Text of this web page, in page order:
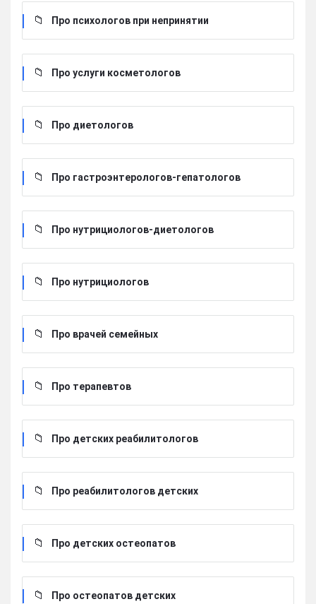
Про психологов при непринятии
Про услуги косметологов
Про диетологов
Про гастроэнтерологов-гепатологов
Про нутрициологов-диетологов
Про нутрициологов
Про врачей семейных
Про терапевтов
Про детских реабилитологов
Про реабилитологов детских
Про детских остеопатов
Про остеопатов детских